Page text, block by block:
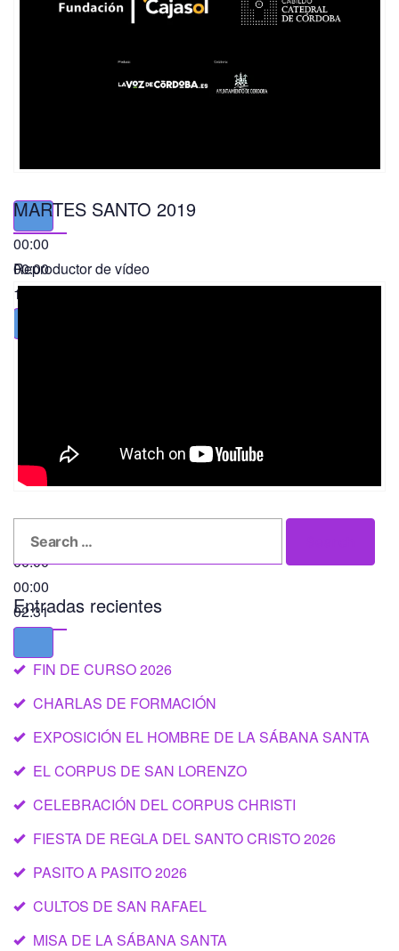
00:00
00:00
11:56
MARTES SANTO 2019
Reproductor de vídeo
00:00
00:00
02:31
Entradas recientes
FIN DE CURSO 2026
CHARLAS DE FORMACIÓN
EXPOSICIÓN EL HOMBRE DE LA SÁBANA SANTA
EL CORPUS DE SAN LORENZO
CELEBRACIÓN DEL CORPUS CHRISTI
FIESTA DE REGLA DEL SANTO CRISTO 2026
PASITO A PASITO 2026
CULTOS DE SAN RAFAEL
MISA DE LA SÁBANA SANTA